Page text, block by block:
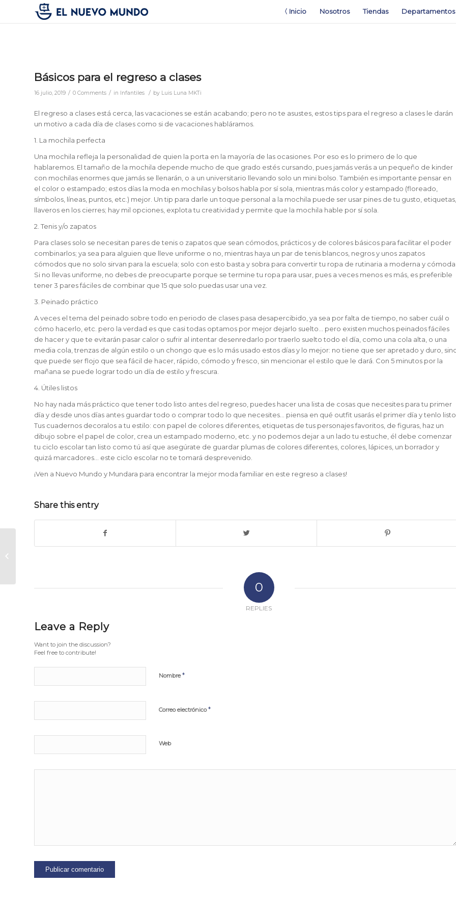
〈 Inicio Nosotros Tiendas Departamentos
Básicos para el regreso a clases
16 julio, 2019 / 0 Comments / in Infantiles / by Luis Luna MKTi
El regreso a clases está cerca, las vacaciones se están acabando; pero no te asustes, estos tips para el regreso a clases le darán
un motivo a cada día de clases como si de vacaciones habláramos.
1. La mochila perfecta
Una mochila refleja la personalidad de quien la porta en la mayoría de las ocasiones. Por eso es lo primero de lo que
hablaremos. El tamaño de la mochila depende mucho de que grado estés cursando, pues jamás verás a un pequeño de kinder
con mochilas enormes que jamás se llenarán, o a un universitario llevando solo un mini bolso. También es importante pensar en
el color o estampado; estos días la moda en mochilas y bolsos habla por sí sola, mientras más color y estampado (floreado,
símbolos, líneas, puntos, etc.) mejor. Un tip para darle un toque personal a la mochila puede ser usar pines de tu gusto, etiquetas,
llaveros en los cierres; hay mil opciones, explota tu creatividad y permite que la mochila hable por sí sola.
2. Tenis y/o zapatos
Para clases solo se necesitan pares de tenis o zapatos que sean cómodos, prácticos y de colores básicos para facilitar el poder
combinarlos; ya sea para alguien que lleve uniforme o no, mientras haya un par de tenis blancos, negros y unos zapatos
cómodos que no solo sirvan para la escuela; solo con esto basta y sobra para convertir tu ropa de rutinaria a moderna y
Si no llevas uniforme, no debes de preocuparte porque se termine tu ropa para usar, pues a veces menos es más, es preferible
tener 3 pares fáciles de combinar que 15 que solo puedas usar una vez.
3. Peinado práctico
A veces el tema del peinado sobre todo en periodo de clases pasa desapercibido, ya sea por falta de tiempo, no saber cuál o
cómo hacerlo, etc. pero la verdad es que casi todas optamos por mejor dejarlo suelto… pero existen muchos peinados fáciles
de hacer y que te evitarán pasar calor o sufrir al intentar desenredarlo por traerlo suelto todo el día, como una cola alta, o una
media cola, trenzas de algún estilo o un chongo que es lo más usado estos días y lo mejor: no tiene que ser apretado y duro,
que puede ser flojo que sea fácil de hacer, rápido, cómodo y fresco, sin mencionar el estilo que le dará. Con 5 minutos por la
mañana se puede lograr todo un día de estilo y frescura.
4. Útiles listos
No hay nada más práctico que tener todo listo antes del regreso, puedes hacer una lista de cosas que necesites para tu primer
día y desde unos días antes guardar todo o comprar todo lo que necesites… piensa en qué outfit usarás el primer día y tenlo
Tus cuadernos decoralos a tu estilo: con papel de colores diferentes, etiquetas de tus personajes favoritos, de figuras, haz un
dibujo sobre el papel de color, crea un estampado moderno, etc. y no podemos dejar a un lado tu estuche, él debe comenzar
tu ciclo escolar tan listo como tú así que asegúrate de guardar plumas de colores diferentes, colores, lápices, un borrador y
quizá marcadores… este ciclo escolar no te tomará desprevenido.
¡Ven a Nuevo Mundo y Mundara para encontrar la mejor moda familiar en este regreso a clases!
Share this entry
0
REPLIES
Leave a Reply
Want to join the discussion?
Feel free to contribute!
Nombre*
Correo electrónico*
Web